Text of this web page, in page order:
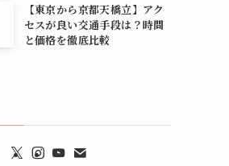
【東京から京都天橋立】アク
セスが良い交通手段は？時間
と価格を徹底比較